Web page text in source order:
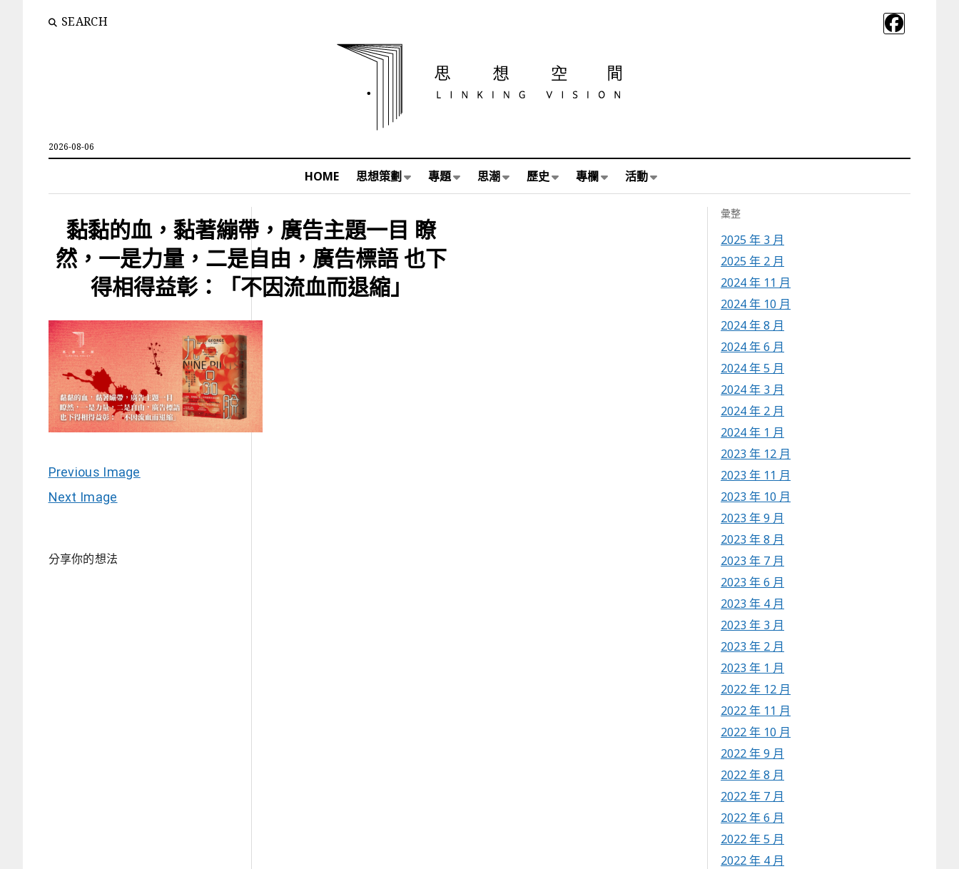
SEARCH
2026-08-06
HOME 思想策劃 專題 思潮 歷史 專欄 活動
黏黏的血，黏著繃帶，廣告主題一目 瞭
然，一是力量，二是自由，廣告標語 也下
得相得益彰：「不因流血而退縮」
Previous Image
Next Image
分享你的想法
彙整
2025 年 3 月
2025 年 2 月
2024 年 11 月
2024 年 10 月
2024 年 8 月
2024 年 6 月
2024 年 5 月
2024 年 3 月
2024 年 2 月
2024 年 1 月
2023 年 12 月
2023 年 11 月
2023 年 10 月
2023 年 9 月
2023 年 8 月
2023 年 7 月
2023 年 6 月
2023 年 4 月
2023 年 3 月
2023 年 2 月
2023 年 1 月
2022 年 12 月
2022 年 11 月
2022 年 10 月
2022 年 9 月
2022 年 8 月
2022 年 7 月
2022 年 6 月
2022 年 5 月
2022 年 4 月